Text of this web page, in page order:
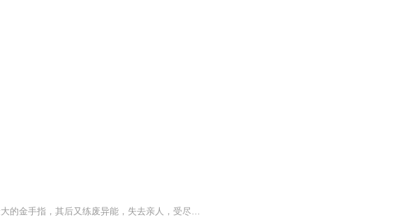
上一世，唐末在末世开启时不小心弄丢了自己的空间玉坠，失去了最大的金手指，其后又练废异能，失去亲人，受尽排挤，生生把一手好牌打的稀烂，最终命丧异兽之口。再次睁开双眼，唐末重生回到了末世开始的前一个礼拜，一切悲剧都还没有发生！她又会如何把握...